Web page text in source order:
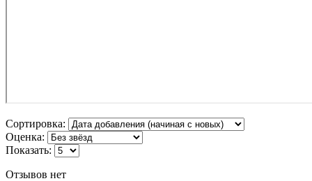
Сортировка:
Оценка:
Показать:
Отзывов нет